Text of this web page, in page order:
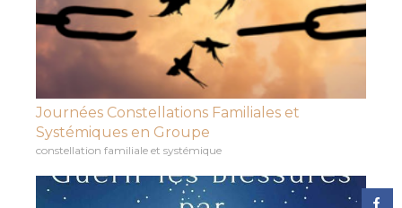
Journées Constellations Familiales et
Systémiques en Groupe
constellation familiale et systémique